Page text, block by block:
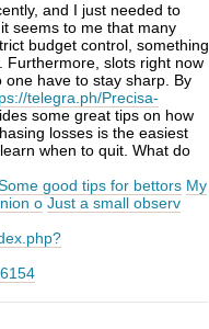
and I just needed to
seems to me that many
budget control, something
Furthermore, slots right now
have to stay sharp. By
telegra.ph/Precisa-
some great tips on how
losses is the easiest
when to quit. What do
good tips for bettors My
o Just a small observ